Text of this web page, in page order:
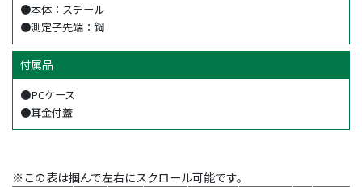
●本体：スチール
●測定子先端：鋼
付属品
●PCケース
●耳金付蓋
※この表は掴んで左右にスクロール可能です。